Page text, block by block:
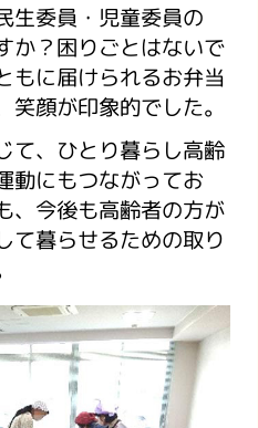
生委員・児童委員の
か？困りごとはないで
もに届けられるお弁当
顔が印象的でした。
て、ひとり暮らし高齢
動にもつながってお
、今後も高齢者の方が
て暮らせるための取り